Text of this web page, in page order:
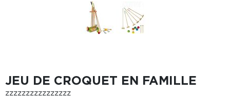
JEU DE CROQUET EN FAMILLE
zzzzzzzzzzzzzzzz